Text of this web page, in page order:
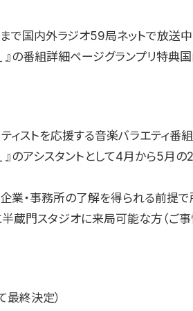
で国内外ラジオ59局ネットで放送
』の番組詳細ページグランプリ特典
ィストを応援する音楽バラエティ番
のアシスタントとして4月から5月
業・事務所の了解を得られる前提で
蔵門スタジオに来局可能な方（ご事
終決定）